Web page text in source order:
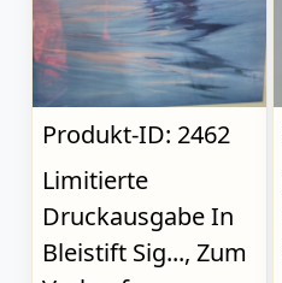
Produkt-ID: 2462
Limitierte
Druckausgabe In
Bleistift Sig..., Zum